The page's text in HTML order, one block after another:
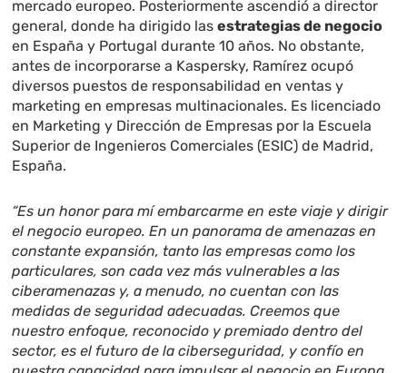
mercado europeo. Posteriormente ascendió a director
general, donde ha dirigido lasestrategias de negocio
en España y Portugal durante 10 años. No obstante,
antes de incorporarse a Kaspersky, Ramírez ocupó
diversos puestos de responsabilidad en ventas y
marketing en empresas multinacionales. Es licenciado
en Marketing y Dirección de Empresas por la Escuela
Superior de Ingenieros Comerciales (ESIC) de Madrid,
España.
“Es un honor para mí embarcarme en este viaje y dirigir
el negocio europeo. En un panorama de amenazas en
constante expansión, tanto las empresas como los
particulares, son cada vez más vulnerables a las
ciberamenazas y, a menudo, no cuentan con las
medidas de seguridad adecuadas. Creemos que
nuestro enfoque, reconocido y premiado dentro del
sector, es el futuro de la ciberseguridad, y confío en